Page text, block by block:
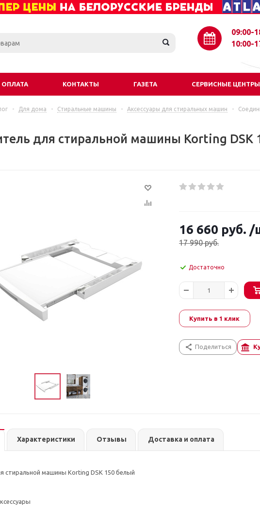
09:00-
10:00-
ОПЛАТА КОНТАКТЫ ГАЗЕТА СЕРВИСНЫЕ ЦЕНТРЫ
- Для дома - Стиральные машины - Аксессуары для стиральных машин -
для стиральной машины Korting DSK
16 660 руб. /
17 990руб.
Достаточно
Купить в 1 клик
Поделиться
Характеристики Отзывы Доставка и оплата
стиральной машины Korting DSK 150 белый